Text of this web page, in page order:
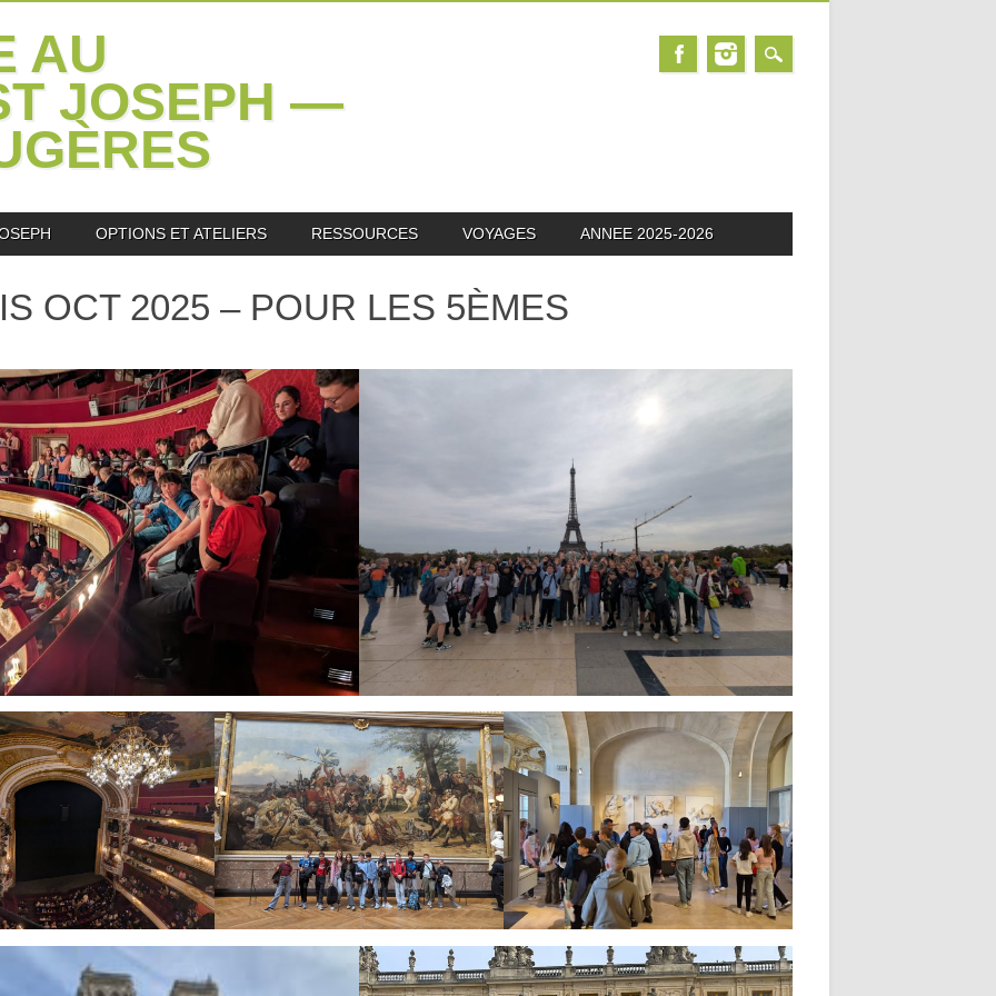
AU
JOSEPH —
OPTIONS ET ATELIERS RESSOURCES VOYAGES ANNEE 2025-2026
OCT 2025 – POUR LES 5ÈMES